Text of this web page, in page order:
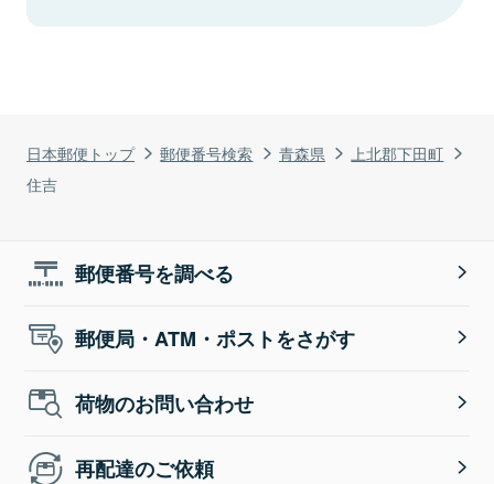
日本郵便トップ 郵便番号検索 青森県
上北郡下田町
住吉
郵便番号を調べる
郵便局・ATM・ポストをさがす
荷物のお問い合わせ
再配達のご依頼